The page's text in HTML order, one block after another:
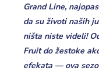
Grand Line,
da su životi naših
ništa niste videli!
Fruit do žestoke
efekata — ova